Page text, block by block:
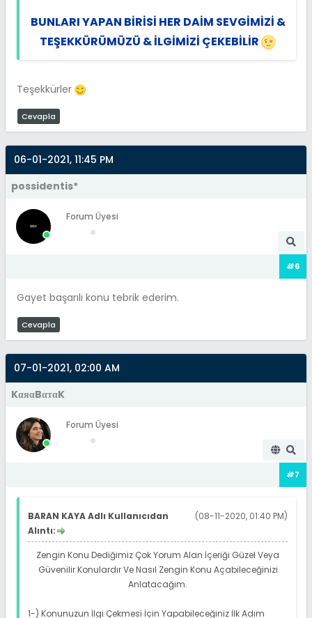
BUNLARI YAPAN BİRİSİ HER DAİM SEVGİMİZİ &
TEŞEKKÜRÜMÜZÜ & İLGİMİZİ ÇEKEBİLİR
Teşekkürler
Cevapla
06-01-2021, 11:45 PM
possidentis*
Forum Üyesi
#6
Gayet başarılı konu tebrik ederim.
Cevapla
07-01-2021, 02:00 AM
KαяαBαтαK
Forum Üyesi
#7
(08-11-2020, 01:40 PM)
BARAN KAYA Adlı Kullanıcıdan
Alıntı:
Zengin Konu Dediğimiz Çok Yorum Alan İçeriği Güzel Veya
Güvenilir Konulardır Ve Nasıl Zengin Konu Açabileceğinizi
Anlatacağım.
1-) Konunuzun İlgi Çekmesi İçin Yapabileceğiniz İlk Adım